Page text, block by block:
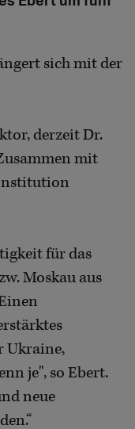
sich mit der
derzeit Dr.
mit
für das
Moskau aus
Ukraine,
je", so Ebert.
neue